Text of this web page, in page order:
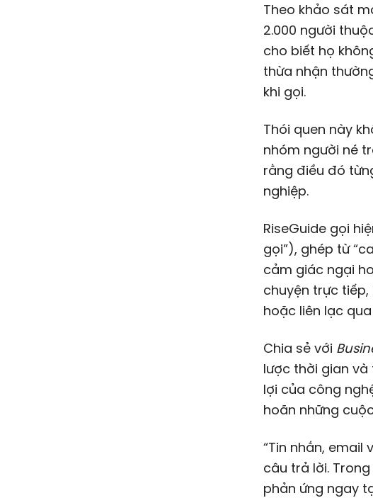
Theo khảo sát
2.000 người
cho biết họ
thừa nhận
khi gọi.
Thói quen này
nhóm người né
rằng điều đó
nghiệp.
RiseGuide gọi
gọi”), ghép từ
cảm giác ngại
chuyện trực
hoặc liên lạc
Chia sẻ với
lược thời gian và
lợi của công
hoãn những
“Tin nhắn,
câu trả lời.
phản ứng ngay